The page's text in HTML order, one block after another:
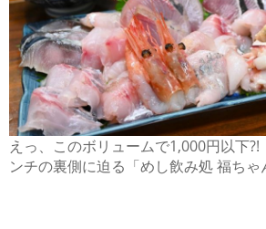
えっ、このボリュームで1,000円以下
ンチの裏側に迫る「めし飲み処 福ち